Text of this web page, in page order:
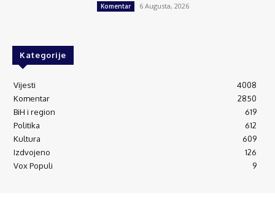
Komentar 6 Augusta, 2026
Kategorije
Vijesti
4008
Komentar
2850
BiH i region
619
Politika
612
Kultura
609
Izdvojeno
126
Vox Populi
9